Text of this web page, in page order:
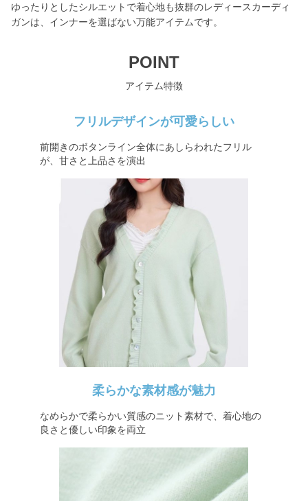
ゆったりとしたシルエットで着心地も抜群のレディースカーディ
ガンは、インナーを選ばない万能アイテムです。
POINT
アイテム特徴
フリルデザインが可愛らしい
前開きのボタンライン全体にあしらわれたフリル
が、甘さと上品さを演出
柔らかな素材感が魅力
なめらかで柔らかい質感のニット素材で、着心地の
良さと優しい印象を両立